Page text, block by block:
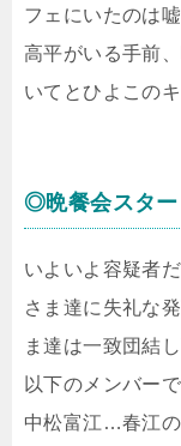
フェにいたのは
高平がいる手前
いてとひよこの
◎晩餐会スター
いよいよ容疑者
さま達に失礼な
ま達は一致団結
以下のメンバー
中松富江…春江